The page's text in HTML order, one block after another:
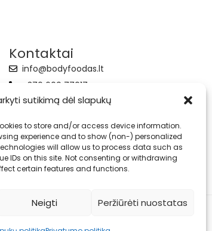
sutikimą dėl slapukų
to store and/or access device information.
experience and to show (non-) personalized
will allow us to process data such as
IDs on this site. Not consenting or withdrawing
certain features and functions.
Neigti Peržiūrėti nuostatas
Kontaktai
info@bodyfoodas.lt
+370 600 77017